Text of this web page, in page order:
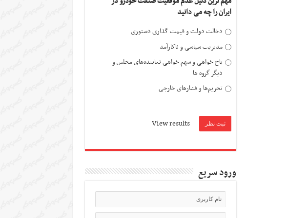
ایران را چه می دانید
دخالت دولت و قیمت گذاری دستوری
مدیریت سیاسی و ناکارآمد
باج خواهی و سهم خواهی نماینده‌های مجلس و
دیگر گروه ها
تحریم‌ها و فشارهای خارجی
View results
ورود سریع